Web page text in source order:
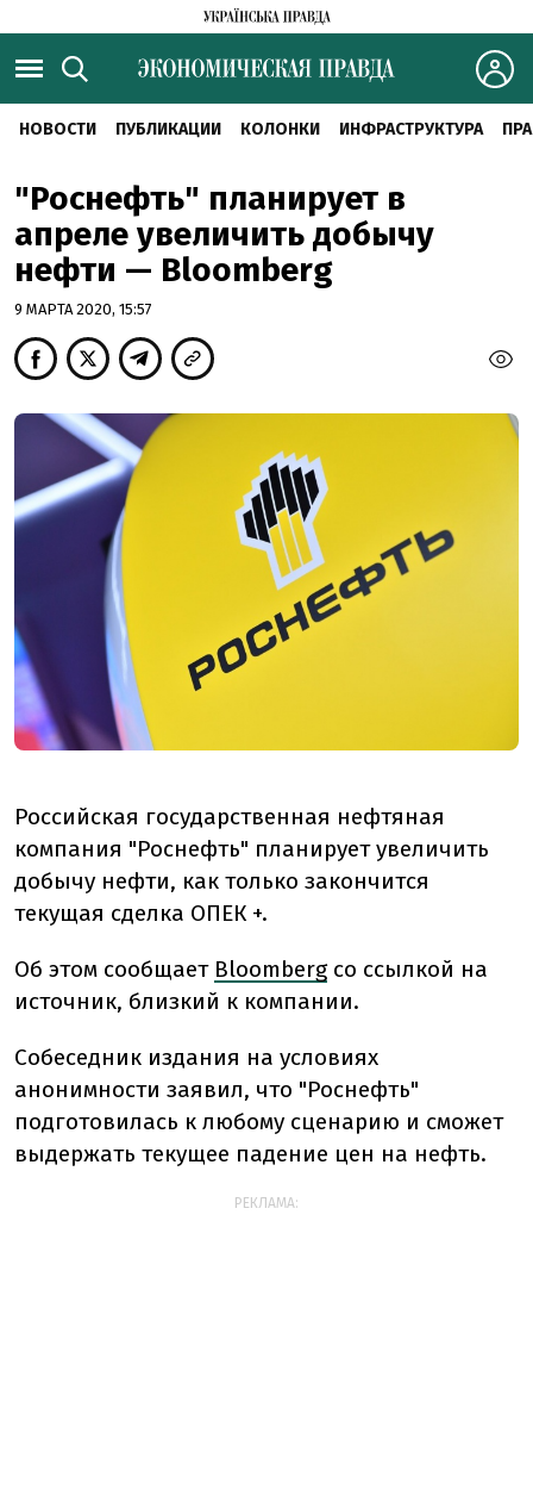
НОВОСТИ ПУБЛИКАЦИИ КОЛОНКИ ИНФРАСТРУКТУРА
"Роснефть" планирует в
апреле увеличить добычу
нефти — Bloomberg
9 МАРТА 2020, 15:57
Российская государственная нефтяная
компания "Роснефть" планирует увеличить
добычу нефти, как только закончится
текущая сделка ОПЕК +.
Об этом сообщает Bloombergсо ссылкой на
источник, близкий к компании.
Собеседник издания на условиях
анонимности заявил, что "Роснефть"
подготовилась к любому сценарию и сможет
выдержать текущее падение цен на нефть.
РЕКЛАМА: